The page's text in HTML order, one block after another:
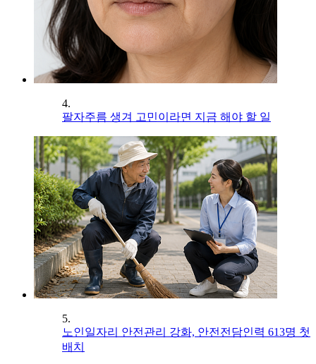
4.
팔자주름 생겨 고민이라면 지금 해야 할 일
5.
노인일자리 안전관리 강화, 안전전담인력 613명 첫
배치